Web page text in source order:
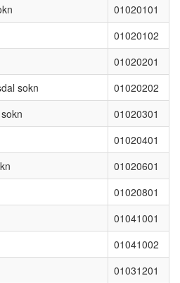
01020101
01020102
01020201
sokn
01020202
01020301
01020401
01020601
01020801
01041001
01041002
01031201